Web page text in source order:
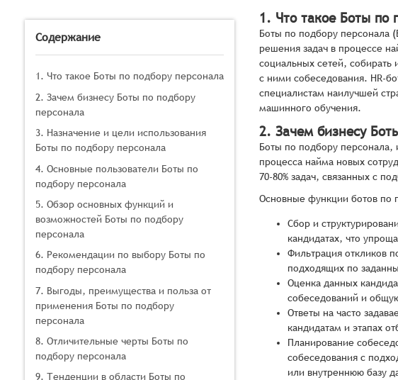
Содержание
1. Что такое Боты по подбору персонала
2. Зачем бизнесу Боты по подбору
персонала
3. Назначение и цели использования
Боты по подбору персонала
4. Основные пользователи Боты по
подбору персонала
5. Обзор основных функций и
возможностей Боты по подбору
персонала
6. Рекомендации по выбору Боты по
подбору персонала
7. Выгоды, преимущества и польза от
применения Боты по подбору
персонала
8. Отличительные черты Боты по
подбору персонала
9. Тенденции в области Боты по
1. Что такое Боты по
Боты по подбору персонала
решения задач в процессе
социальных сетей, собирать
с ними собеседования. HR-
специалистам наилучшей
машинного обучения.
2. Зачем бизнесу
Боты по подбору персонала,
процесса найма новых
70-80% задач, связанных с
Основные функции ботов по
Сбор и
кандидатах, что
Фильтрация откликов
подходящих по
Оценка данных
собеседований и
Ответы на часто
кандидатам и этапах
Планирование
собеседования с
или внутреннюю базу